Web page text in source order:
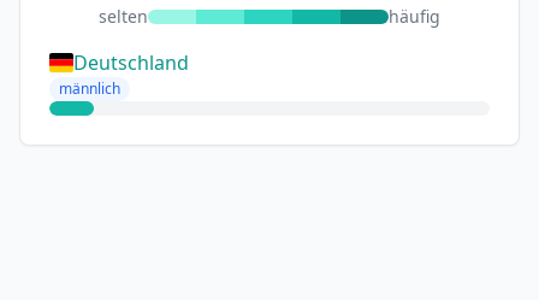
selten häufig
Deutschland
männlich